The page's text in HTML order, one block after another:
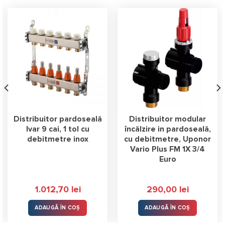
Distribuitor pardoseală
Ivar 9 cai, 1 tol cu
debitmetre inox
1.012,70 lei
ADAUGĂ ÎN COȘ
Distribuitor modular
încălzire in pardoseală,
cu debitmetre, Uponor
Vario Plus FM 1X 3/4
Euro
290,00 lei
ADAUGĂ ÎN COȘ